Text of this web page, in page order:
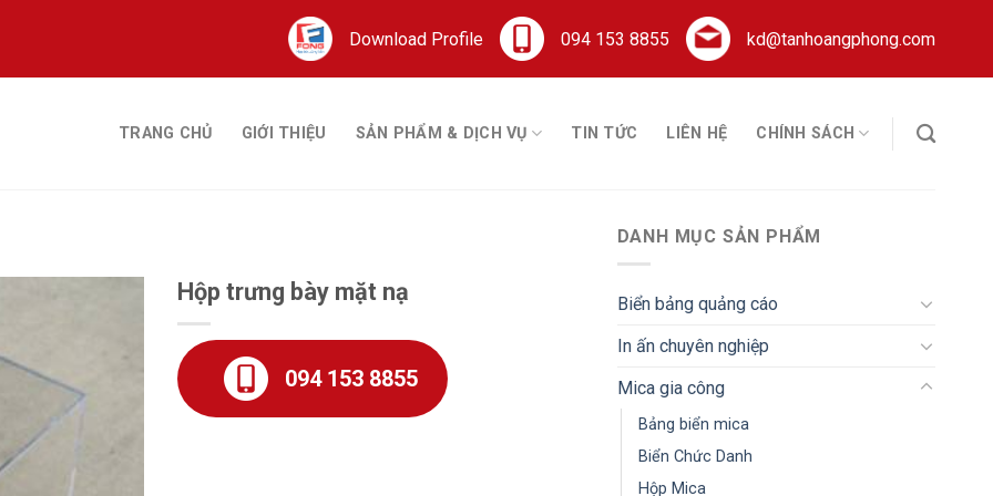
Download Profile 094 153 8855 kd@tanhoangphong.com
TRANG CHỦ GIỚI THIỆU SẢN PHẨM & DỊCH VỤ TIN TỨC LIÊN HỆ CHÍNH SÁCH
Hộp trưng bày mặt nạ
094 153 8855
DANH MỤC SẢN PHẨM
Biển bảng quảng cáo
In ấn chuyên nghiệp
Mica gia công
Bảng biển mica
Biển Chức Danh
Hộp Mica